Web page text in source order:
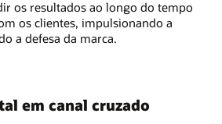
os resultados ao longo do tempo
os clientes, impulsionando a
a defesa da marca.
em canal cruzado